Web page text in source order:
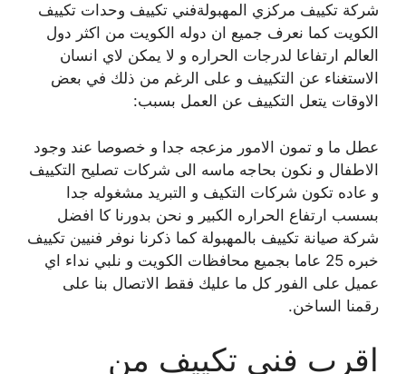
شركة تكييف مركزي المهبولةفني تكييف وحدات تكييف
الكويت كما نعرف جميع ان دوله الكويت من اكثر دول
العالم ارتفاعا لدرجات الحراره و لا يمكن لاي انسان
الاستغناء عن التكييف و على الرغم من ذلك في بعض
الاوقات يتعل التكييف عن العمل بسبب:
عطل ما و تمون الامور مزعجه جدا و خصوصا عند وجود
الاطفال و نكون بحاجه ماسه الى شركات تصليح التكييف
و عاده تكون شركات التكيف و التبريد مشغوله جدا
بسسب ارتفاع الحراره الكبير و نحن بدورنا كا افضل
شركة صيانة تكييف بالمهبولة كما ذكرنا نوفر فنيين تكييف
خبره 25 عاما بجميع محافظات الكويت و نلبي نداء اي
عميل على الفور كل ما عليك فقط الاتصال بنا على
رقمنا الساخن.
اقرب فني تكييف من